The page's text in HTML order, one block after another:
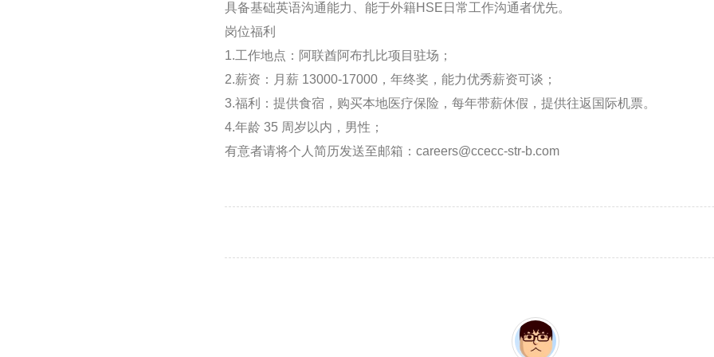
具备基础英语沟通能力、能于外籍HSE日常工作沟通者优先。
岗位福利
1.工作地点：阿联酋阿布扎比项目驻场；
2.薪资：月薪 13000-17000，年终奖，能力优秀薪资可谈；
3.福利：提供食宿，购买本地医疗保险，每年带薪休假，提供往返国际机票。
4.年龄 35 周岁以内，男性；
有意者请将个人简历发送至邮箱：careers@ccecc-str-b.com